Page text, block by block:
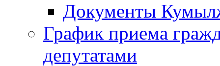
Документы
График приема
депутатами